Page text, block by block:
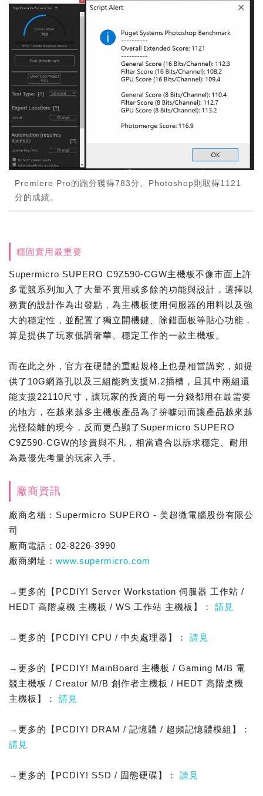
Premiere Pro的跑分獲得783分、Photoshop則取得1121
分的成績。
穩固實用最重要
Supermicro SUPERO C9Z590-CGW主機板不像市面上許
多電競系列加入了大量不實用或多餘的功能與設計，選擇以
務實的設計作為出發點，為主機板使用伺服器的用料以及強
大的穩定性，並配置了獨立開機鍵、除錯面板等貼心功能，
算是提供了玩家低調奢華、穩定工作的一款主機板。
而在此之外，官方在硬體的重點規格上也是相當講究，如提
供了10G網路孔以及三組能夠支援M.2插槽，且其中兩組還
能支援22110尺寸，讓玩家的投資的每一分錢都用在最需要
的地方，在越來越多主機板產品為了拚噱頭而讓產品越來越
光怪陸離的現今，反而更凸顯了Supermicro SUPERO
C9Z590-CGW的珍貴與不凡，相當適合以訴求穩定、耐用
為最優先考量的玩家入手。
廠商資訊
廠商名稱：Supermicro SUPERO - 美超微電腦股份有限公
司
廠商電話：02-8226-3990
廠商網址： www.supermicro.com
→更多的【PCDIY! Server Workstation 伺服器 工作站 /
HEDT 高階桌機 主機板 / WS 工作站 主機板】： 請見
→更多的【PCDIY! CPU / 中央處理器】： 請見
→更多的【PCDIY! MainBoard 主機板 / Gaming M/B 電
競主機板 / Creator M/B 創作者主機板 / HEDT 高階桌機
主機板】： 請見
→更多的【PCDIY! DRAM / 記憶體 / 超頻記憶體模組】：
請見
→更多的【PCDIY! SSD / 固態硬碟】： 請見